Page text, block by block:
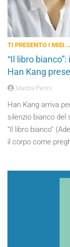
TI PRESENTO I
“Il libro
Han Kang
Marzia Perini
Han Kang arriva
silenzio bianco del
“Il libro bianco”
il corpo come